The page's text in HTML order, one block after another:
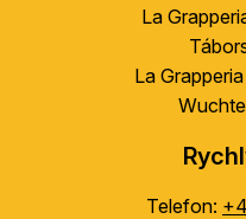
La
La
Telefon: